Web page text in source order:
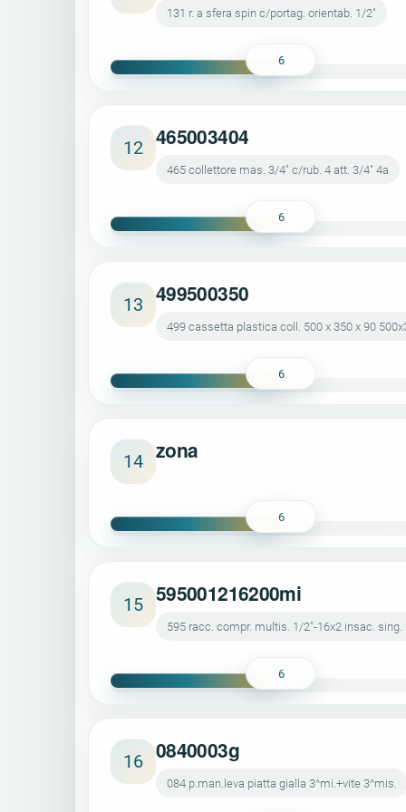
131 r. a sfera spin c/portag. orientab. 1/2"
6
12 465003404
465 collettore mas. 3/4" c/rub. 4 att. 3/4" 4a
6
13 499500350
499 cassetta plastica coll. 500 x 350 x 90
6
14 zona
6
15 595001216200mi
595 racc. compr. multis. 1/2"-16x2 insac. sing.
6
16 0840003g
084 p.man.leva piatta gialla 3^mi.+vite 3^mis.